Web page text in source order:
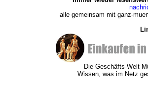
alle gemeinsam mit ganz-
Die Geschäfts-Welt
Wissen, was im Netz